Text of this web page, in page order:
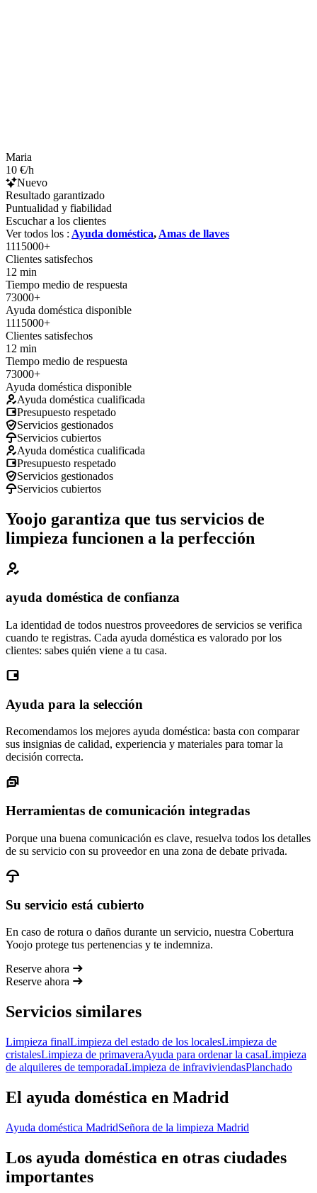
Maria
10 €/h
Nuevo
Resultado garantizado
Puntualidad y fiabilidad
Escuchar a los clientes
Ver todos los : Ayuda doméstica, Amas de llaves
1115000+
Clientes satisfechos
12 min
Tiempo medio de respuesta
73000+
Ayuda doméstica disponible
1115000+
Clientes satisfechos
12 min
Tiempo medio de respuesta
73000+
Ayuda doméstica disponible
Ayuda doméstica cualificada
Presupuesto respetado
Servicios gestionados
Servicios cubiertos
Ayuda doméstica cualificada
Presupuesto respetado
Servicios gestionados
Servicios cubiertos
Yoojo garantiza que tus servicios de
limpieza funcionen a la perfección
ayuda doméstica de confianza
La identidad de todos nuestros proveedores de servicios se verifica
cuando te registras. Cada ayuda doméstica es valorado por los
clientes: sabes quién viene a tu casa.
Ayuda para la selección
Recomendamos los mejores ayuda doméstica: basta con comparar
sus insignias de calidad, experiencia y materiales para tomar la
decisión correcta.
Herramientas de comunicación integradas
Porque una buena comunicación es clave, resuelva todos los detalles
de su servicio con su proveedor en una zona de debate privada.
Su servicio está cubierto
En caso de rotura o daños durante un servicio, nuestra Cobertura
Yoojo protege tus pertenencias y te indemniza.
Reserve ahora
Reserve ahora
Servicios similares
Limpieza finalLimpieza del estado de los localesLimpieza de
cristalesLimpieza de primaveraAyuda para ordenar la casaLimpieza
de alquileres de temporadaLimpieza de infraviviendasPlanchado
El ayuda doméstica en Madrid
Ayuda doméstica MadridSeñora de la limpieza Madrid
Los ayuda doméstica en otras ciudades
importantes